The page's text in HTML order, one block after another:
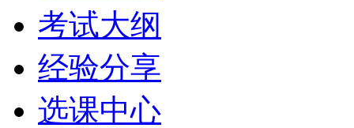
考试大纲
经验分享
选课中心